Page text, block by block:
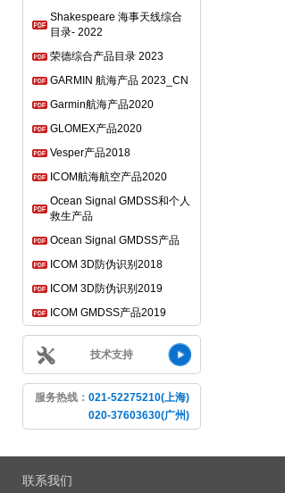
Shakespeare 海事天线综合
目录- 2022
荣德综合产品目录 2023
GARMIN 航海产品 2023_CN
Garmin航海产品2020
GLOMEX产品2020
Vesper产品2018
ICOM航海航空产品2020
Ocean Signal GMDSS和个人
救生产品
Ocean Signal GMDSS产品
ICOM 3D防伪识别2018
ICOM 3D防伪识别2019
ICOM GMDSS产品2019
技术支持
服务热线： 021-52275210(上海)
020-37603630(广州)
联系我们